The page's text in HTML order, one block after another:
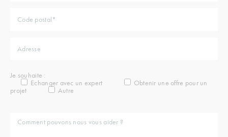
Je souhaite :
Echanger avec un expert
Obtenir une offre pour un
projet
Autre